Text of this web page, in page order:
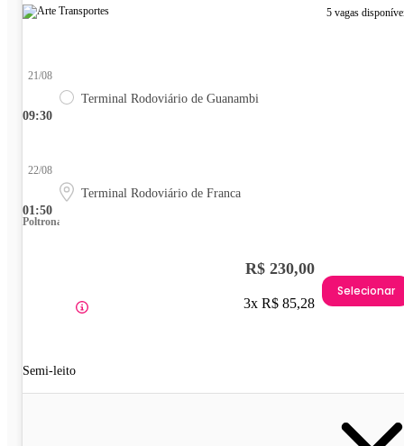
5 vagas
09:30
21/08
Terminal Rodoviário de Guanambi
01:50
22/08
Terminal Rodoviário de Franca
Poltrona
Semi-leito
R$ 230,00
3x R$ 85,28
Selecionar